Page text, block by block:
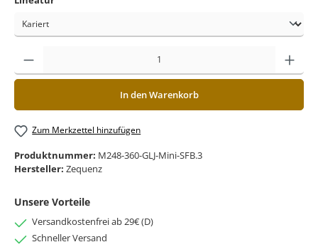
In den Warenkorb
Zum Merkzettel hinzufügen
Produktnummer: M248-360-GLJ-Mini-SFB.3
Hersteller: Zequenz
Unsere Vorteile
Versandkostenfrei ab 29€ (D)
Schneller Versand